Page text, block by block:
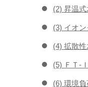
(2) 昇温
(3) イオ
(4) 拡散
(5) ＦＴ-
(6) 環境